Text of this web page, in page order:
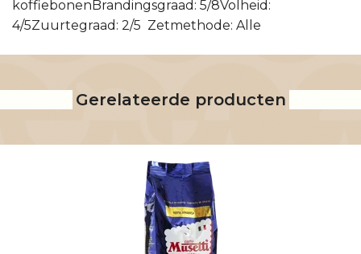
koffiebonenBrandingsgraad: 5/8Volheid:
4/5Zuurtegraad: 2/5 Zetmethode: Alle
Gerelateerde producten